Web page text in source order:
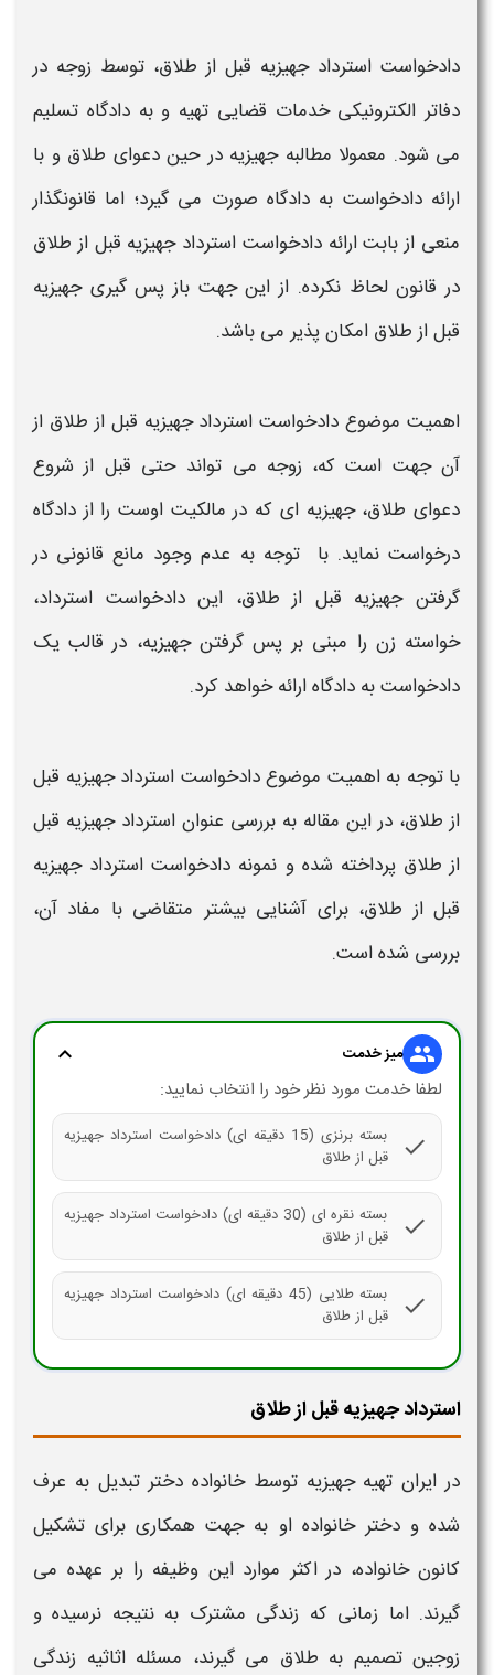
دادخواست استرداد جهیزیه قبل از طلاق، توسط زوجه در
دفاتر الکترونیکی خدمات قضایی تهیه و به دادگاه تسلیم
می شود. معمولا مطالبه جهیزیه در حین دعوای طلاق و با
ارائه دادخواست به دادگاه صورت می گیرد؛ اما قانونگذار
منعی از بابت ارائهدادخواست استرداد جهیزیه قبل از طلاق
در قانون لحاظ نکرده. از این جهت باز پس گیری جهیزیه
قبل از طلاق امکان پذیر می باشد.
اهمیت موضوع دادخواست استرداد جهیزیه قبل از طلاق از
آن جهت است که، زوجه می تواند حتی قبل از شروع
دعوای طلاق، جهیزیه ای که در مالکیت اوست را از دادگاه
درخواست نماید. با توجه به عدم وجود مانع قانونی در
گرفتن جهیزیه قبل از طلاق، این دادخواست استرداد،
خواسته زن را مبنی بر پس گرفتن جهیزیه، در قالب یک
دادخواست به دادگاه ارائه خواهد کرد.
با توجه به اهمیت موضوع دادخواست استرداد جهیزیه قبل
از طلاق، در این مقاله به بررسی عنوان استرداد جهیزیه قبل
از طلاق پرداخته شده و نمونه دادخواست استرداد جهیزیه
قبل از طلاق، برای آشنایی بیشتر متقاضی با مفاد آن،
بررسی شده است.
group میز خدمت expand_more
لطفا خدمت مورد نظر خود را انتخاب نمایید:
check
بسته برنزی (15 دقیقه ای) دادخواست استرداد جهیزیه
قبل از طلاق
check
بسته نقره ای (30 دقیقه ای) دادخواست استرداد جهیزیه
قبل از طلاق
check
بسته طلایی (45 دقیقه ای) دادخواست استرداد جهیزیه
قبل از طلاق
استرداد جهیزیه قبل از طلاق
در ایران تهیه جهیزیه توسط خانواده دختر تبدیل به عرف
شده و دختر خانواده او به جهت همکاری برای تشکیل
کانون خانواده، در اکثر موارد این وظیفه را بر عهده می
گیرند. اما زمانی که زندگی مشترک به نتیجه نرسیده و
زوجین تصمیم به طلاق می گیرند، مسئله اثاثیه زندگی